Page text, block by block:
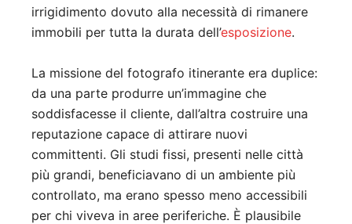
irrigidimento dovuto alla necessità di rimanere
immobili per tutta la durata dell’esposizione.
La missione del fotografo itinerante era duplice:
da una parte produrre un’immagine che
soddisfacesse il cliente, dall’altra costruire una
reputazione capace di attirare nuovi
committenti. Gli studi fissi, presenti nelle città
più grandi, beneficiavano di un ambiente più
controllato, ma erano spesso meno accessibili
per chi viveva in aree periferiche. È plausibile